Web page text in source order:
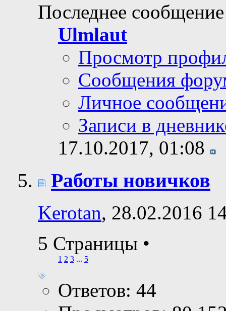
Последнее
Ulmlaut
Просмотр
Сообщения
Личное
Записи в
17.10.2017, 01:08
Работы новичков
Kerotan, 28.02.2016
5 Страницы •
1 2 3 ... 5
Ответов: 44